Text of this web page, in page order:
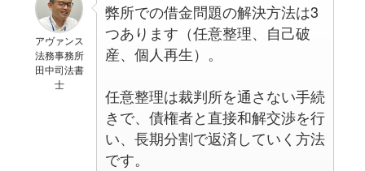
アヴァンス
法務事務所
田中司法書
士
弊所での借金問題の解決方法は3
つあります（任意整理、自己破
産、個人再生）。
任意整理は裁判所を通さない手続
きで、債権者と直接和解交渉を行
い、長期分割で返済していく方法
です。